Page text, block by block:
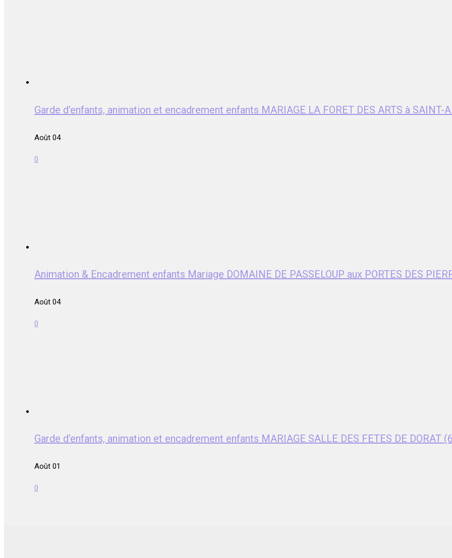
Garde d’enfants, animation et encadrement enfants MARIAGE LA FORET DES ARTS à SAINT-
Août 04
0
Animation & Encadrement enfants Mariage DOMAINE DE PASSELOUP aux PORTES DES
Août 04
0
Garde d’enfants, animation et encadrement enfants MARIAGE SALLE DES FETES DE DORAT
Août 01
0